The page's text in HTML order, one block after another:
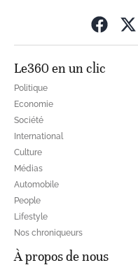
Le360 en un clic
Politique
Economie
Société
International
Culture
Médias
Automobile
People
Lifestyle
Nos chroniqueurs
À propos de nous